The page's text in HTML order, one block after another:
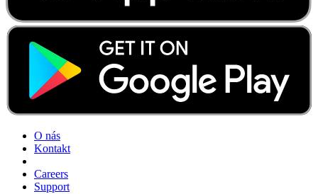
O nás
Kontakt
Careers
Support